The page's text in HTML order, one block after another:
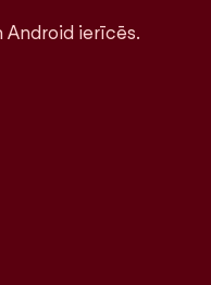
Android ierīcēs.